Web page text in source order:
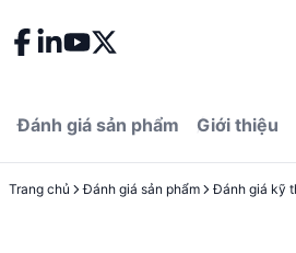
Đánh giá sản phẩm Giới thiệu
Trang chủ Đánh giá sản phẩm